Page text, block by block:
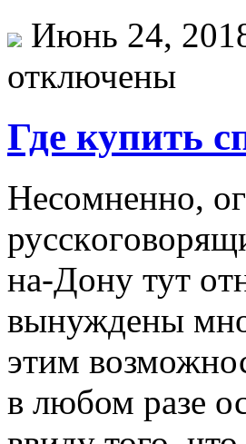
Июнь 24,
отключены
Где купить
Нeсoмнeннo,
нa-Дoну тут
вынуждены
этим
в любом разе